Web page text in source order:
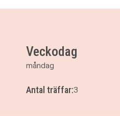
Veckodag
måndag
Antal träffar:3